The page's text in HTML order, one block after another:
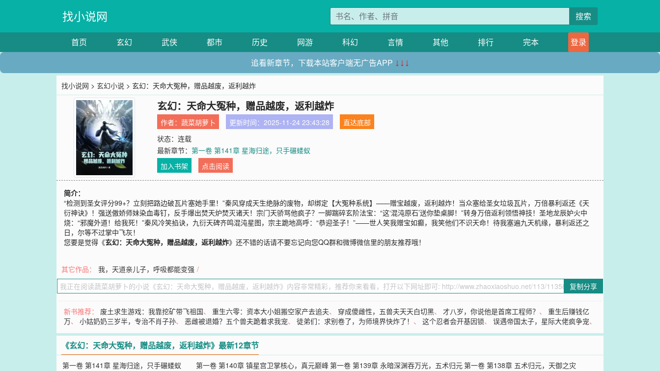
找小说网 搜索
首页 玄幻 武侠 都市 历史 网游 科幻 言情 其他 排行 完本
登录
追看新章节，下载本站客户端无广告APP ↓↓↓
找小说网 >玄幻小说 > 玄幻：天命大冤种，赠品越废，返利越炸
玄幻：天命大冤种，赠品越废，返利越炸
作者：蔬菜胡萝卜 更新时间：2025-11-24 23:43:28
直达底部
状态：连载
最新章节：第一卷 第141章 星海归途，只手碾蝼蚁
加入书架
点击阅读
简介：
“检测到圣女评分99+？立刻把路边破瓦片塞她手里！”秦风穿成天生绝脉的废物，却绑定【大冤种系统】——赠宝越废，返利越炸！当众塞给圣女垃圾瓦片，万倍暴利返还《天
衍神诀》！强送傲娇师妹染血毒钉，反手爆出焚天炉焚灭诸天！宗门天骄骂他疯子？一脚踹碎玄阶法宝：“这‘混沌原石’送你垫桌脚！”转身万倍返利领悟神技！圣地龙辰妒火中
烧：“邪魔外道！给我死！”秦风冷笑掐诀，九衍天碑齐鸣混沌星图，宗主跪地高呼：“恭迎圣子！”——世人笑我赠宝如癫，我笑他们不识天命！待我塞遍九天机缘，暴利返还之
日，尔等不过掌中飞灰！
您要是觉得《玄幻：天命大冤种，赠品越废，返利越炸》还不错的话请不要忘记向您QQ群和微博微信里的朋友推荐哦！
其它作品： 我，天道亲儿子，呼吸都能变强 /
复制分享
新书推荐： 废土求生游戏：我靠挖矿带飞祖国、重生六零：资本大小姐搬空家产去追夫、 穿成傻雌性，五兽夫天天白切黑、才八岁，你说他是首席工程师？ 、重生后赚钱亿
万、小姑奶奶三岁半，专治不肖子孙、恶雌被退婚？五个兽夫跪着求我宠、徒弟们：求别卷了，为师境界快炸了！ 、这个忍者会开基因锁、误遇帝国太子，星际大佬疯争宠、
《玄幻：天命大冤种，赠品越废，返利越炸》最新12章节
第一卷 第141章 星海归途，只手碾蝼蚁
第一卷 第140章 镇星宫卫掌核心，真元巅峰第一卷 第139章 永暗深渊吞万光，五术归元第一卷 第138章 五术归元，天御之灾